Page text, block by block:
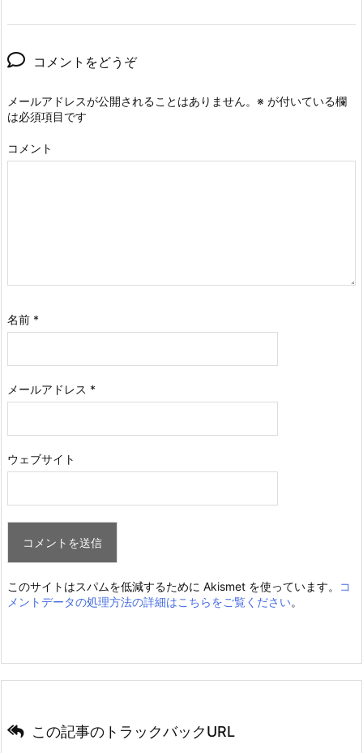
コメントをどうぞ
メールアドレスが公開されることはありません。 ※ が付いている欄
は必須項目です
コメント
名前 *
メールアドレス *
ウェブサイト
このサイトはスパムを低減するために Akismet を使っています。
コ
メントデータの処理方法の詳細はこちらをご覧ください。
この記事のトラックバックURL